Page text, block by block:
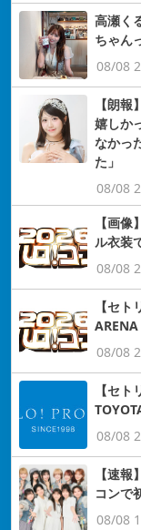
高瀬く
ちゃん
08/08
【朗
嬉しか
なかっ
た」
08/08
【画
ル衣装
08/08
【セ
08/08
【セ
08/08
【速
コンで
08/08